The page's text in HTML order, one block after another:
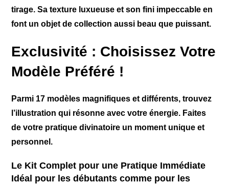
tirage. Sa texture luxueuse et son fini impeccable en
font un objet de collection aussi beau que puissant.
Exclusivité : Choisissez Votre
Modèle Préféré !
Parmi 17 modèles magnifiques et différents, trouvez
l’illustration qui résonne avec votre énergie. Faites
de votre pratique divinatoire un moment unique et
personnel.
Le Kit Complet pour une Pratique Immédiate
Idéal pour les débutants comme pour les